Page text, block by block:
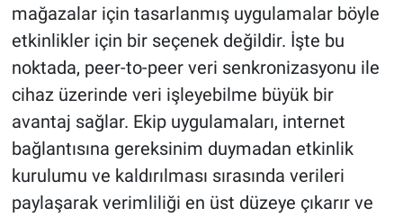
mağazalar için tasarlanmış uygulamalar böyle
etkinlikler için bir seçenek değildir. İşte bu
noktada, peer-to-peer veri senkronizasyonu ile
cihaz üzerinde veri işleyebilme büyük bir
avantaj sağlar. Ekip uygulamaları, internet
bağlantısına gereksinim duymadan etkinlik
kurulumu ve kaldırılması sırasında verileri
paylaşarak verimliliği en üst düzeye çıkarır ve